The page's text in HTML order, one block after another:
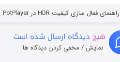
راهنمای فعال سازی کیفیت HDR در PotPlayer
هیچ دیدگاه ارسال شده است
نمایش / مخفی کردن دیدگاه ها